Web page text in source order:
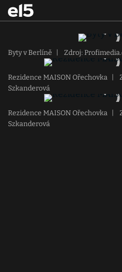
Byty v Berlíně Zdroj:
Rezidence MAISON Ořechovka
Szkanderová
Rezidence MAISON Ořechovka
Szkanderová